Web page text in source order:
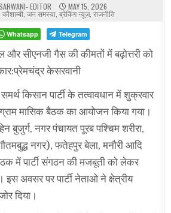
EDITOR MAY 15, 2026
कौशाम्बी, जन समस्या, ब्रेकिंग न्यूज़,राजनीति
Whatsapp Telegram
और सीएनजी गैस की कीमतों में बढ़ोत्तरी को
केसरवानी
किसान पार्टी के तत्वावधान में शुक्रवार
मासिक बैठक का आयोजन किया गया।
बुजुर्ग, नगर पंचायत पूरब पश्चिम शरीरा,
नगर), फतेहपुर बेला, मनौरी आदि
में पार्टी संगठन की मजबूती को लेकर
इस अवसर पर पार्टी नेताओ ने क्षेत्रीय
दिया।